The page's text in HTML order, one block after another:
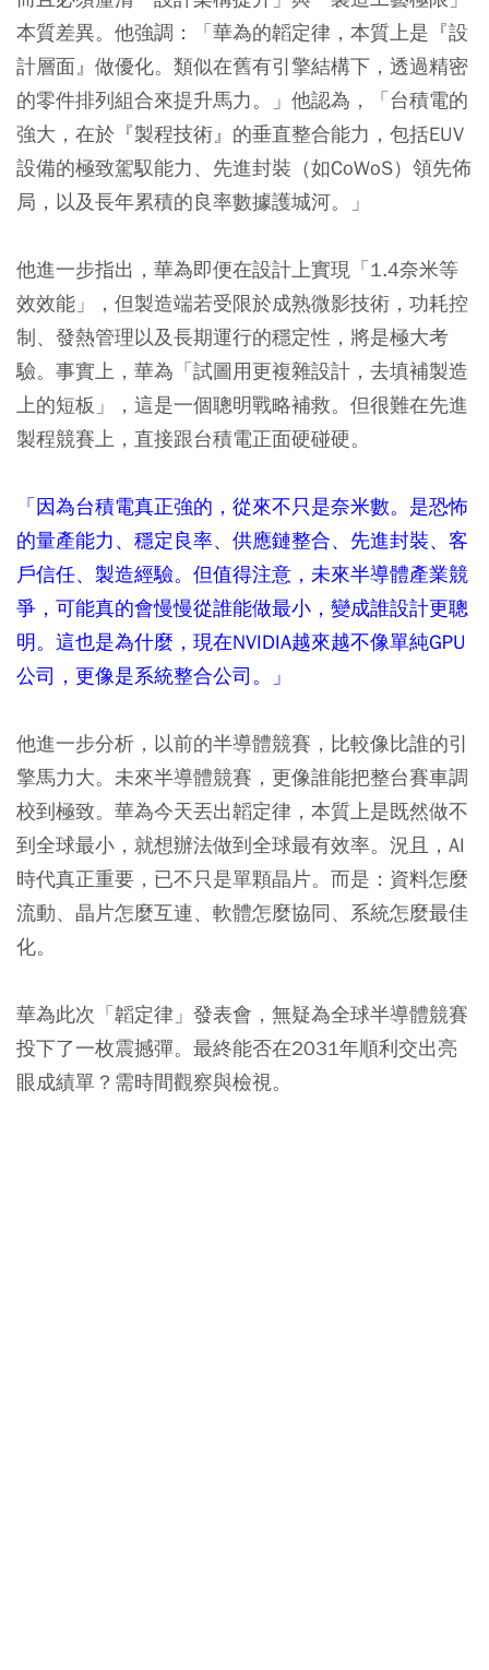
本質差異。他強調：「華為的韜定律，本質上是『設
計層面』做優化。類似在舊有引擎結構下，透過精密
的零件排列組合來提升馬力。」他認為，「台積電的
強大，在於『製程技術』的垂直整合能力，包括EUV
設備的極致駕馭能力、先進封裝（如CoWoS）領先佈
局，以及長年累積的良率數據護城河。」
他進一步指出，華為即便在設計上實現「1.4奈米等
效效能」，但製造端若受限於成熟微影技術，功耗控
制、發熱管理以及長期運行的穩定性，將是極大考
驗。事實上，華為「試圖用更複雜設計，去填補製造
上的短板」，這是一個聰明戰略補救。但很難在先進
製程競賽上，直接跟台積電正面硬碰硬。
「因為台積電真正強的，從來不只是奈米數。是恐怖
的量產能力、穩定良率、供應鏈整合、先進封裝、客
戶信任、製造經驗。但值得注意，未來半導體產業競
爭，可能真的會慢慢從誰能做最小，變成誰設計更聰
明。這也是為什麼，現在NVIDIA越來越不像單純GPU
公司，更像是系統整合公司。」
他進一步分析，以前的半導體競賽，比較像比誰的引
擎馬力大。未來半導體競賽，更像誰能把整台賽車調
校到極致。華為今天丟出韜定律，本質上是既然做不
到全球最小，就想辦法做到全球最有效率。況且，AI
時代真正重要，已不只是單顆晶片。而是：資料怎麼
流動、晶片怎麼互連、軟體怎麼協同、系統怎麼最佳
化。
華為此次「韜定律」發表會，無疑為全球半導體競賽
投下了一枚震撼彈。最終能否在2031年順利交出亮
眼成績單？需時間觀察與檢視。